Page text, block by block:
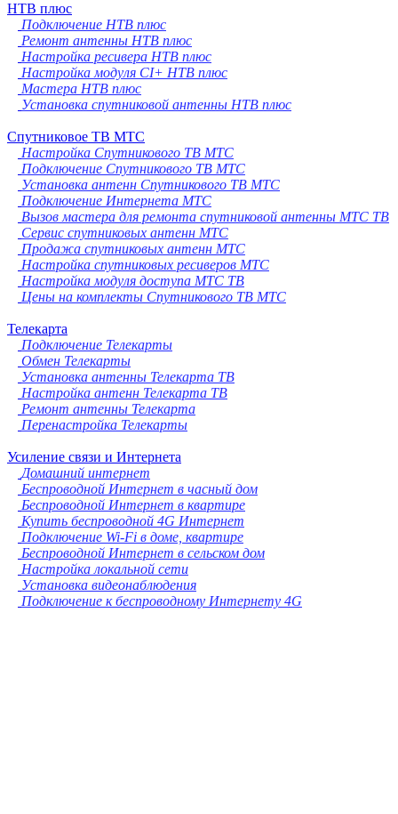
НТВ плюс
Подключение НТВ плюс
Ремонт антенны НТВ плюс
Настройка ресивера НТВ плюс
Настройка модуля CI+ НТВ плюс
Мастера НТВ плюс
Установка спутниковой антенны НТВ плюс
Спутниковое ТВ МТС
Настройка Спутникового ТВ МТС
Подключение Спутникового ТВ МТС
Установка антенн Спутникового ТВ МТС
Подключение Интернета МТС
Вызов мастера для ремонта спутниковой антенны МТС ТВ
Сервис спутниковых антенн МТС
Продажа спутниковых антенн МТС
Настройка спутниковых ресиверов МТС
Настройка модуля доступа МТС ТВ
Цены на комплекты Спутникового ТВ МТС
Телекарта
Подключение Телекарты
Обмен Телекарты
Установка антенны Телекарта ТВ
Настройка антенн Телекарта ТВ
Ремонт антенны Телекарта
Перенастройка Телекарты
Усиление связи и Интернета
Домашний интернет
Беспроводной Интернет в часный дом
Беспроводной Интернет в квартире
Купить беспроводной 4G Интернет
Подключение Wi-Fi в доме, квартире
Беспроводной Интернет в сельском дом
Настройка локальной сети
Установка видеонаблюдения
Подключение к беспроводному Интернету 4G